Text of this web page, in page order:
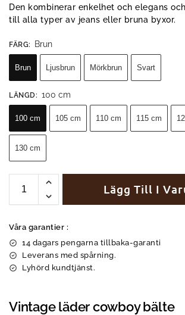
Den kombinerar enkelhet och elegans
till alla typer av jeans eller bruna byxor.
FÄRG: Brun
Brun Ljusbrun Mörkbrun Svart
LÄNGD: 100 cm
100 cm 105 cm 110 cm 115 cm
130 cm
Lägg Till I
Våra garantier :
14 dagars pengarna tillbaka-garanti
Leverans med spårning.
Lyhörd kundtjänst.
Vintage läder cowboy bälte